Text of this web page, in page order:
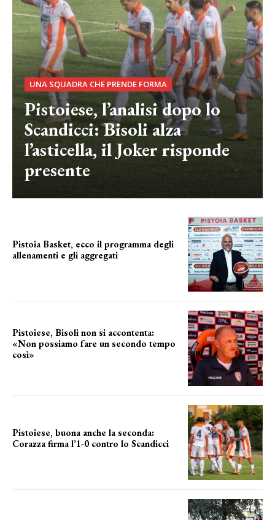
UNA SQUADRA CHE PRENDE FORMA
Pistoiese, l’analisi dopo lo
Scandicci: Bisoli alza
l’asticella, il Joker risponde
presente
Pistoia Basket, ecco il programma degli
allenamenti e gli aggregati
Pistoiese, Bisoli non si accontenta:
«Non possiamo fare un secondo tempo
così»
Pistoiese, buona anche la seconda:
Corazza firma l’1-0 contro lo Scandicci